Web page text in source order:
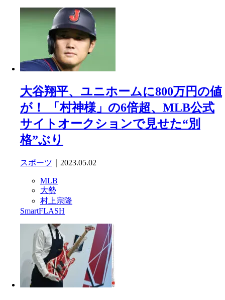
大谷翔平、ユニホームに800万円の値
が！ 「村神様」の6倍超、MLB公式
サイトオークションで見せた“別
格”ぶり
スポーツ ｜2023.05.02
MLB
大勢
村上宗隆
SmartFLASH